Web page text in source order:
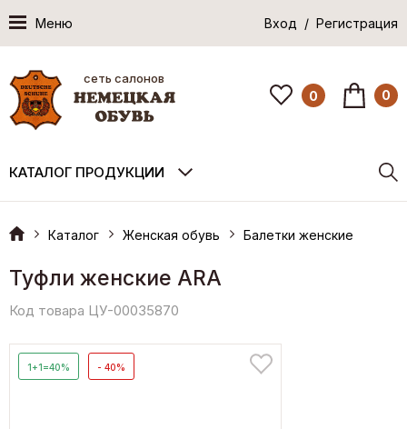
Меню Вход / Регистрация
сеть салонов
0 0
КАТАЛОГ ПРОДУКЦИИ
Каталог Женская обувь Балетки женские
Туфли женские ARA
Код товара ЦУ-00035870
1+1=40% - 40%